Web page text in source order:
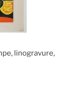
linogravure,